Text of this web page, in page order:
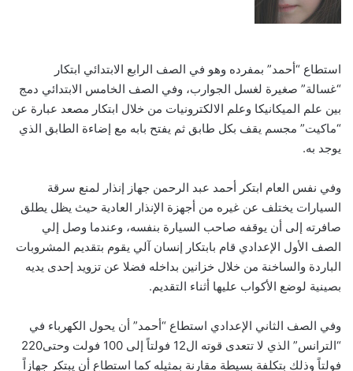
استطاع “أحمد” بمفرده وهو في الصف الرابع الابتدائي ابتكار
“غسالة” صغيرة لغسل الجوارب، وفي الصف الخامس الابتدائي دمج
بين علم الميكانيكا وعلم الالكترونيات من خلال ابتكار مصعد عبارة عن
“ماكيت” مجسم يقف بكل طابق ثم يفتح بابه مع إضاءة الطابق الذي
يوجد به.
وفي نفس العام ابتكر أحمد عبد الرحمن جهاز إنذار لمنع سرقة
السيارات يختلف عن غيره من أجهزة الإنذار العادية حيث يظل يطلق
صافرته إلى أن يوقفه صاحب السيارة بنفسه، وعندما وصل إلي
الصف الأول الإعدادي قام بابتكار إنسان آلي يقوم بتقديم المشروبات
الباردة والساخنة من خلال خزانين بداخله فضلا عن تزويد إحدى يديه
بصينية لوضع الأكواب عليها أثناء التقديم.
وفي الصف الثاني الإعدادي استطاع “أحمد” أن يحول الكهرباء في
“الترانس” الذي لا تتعدى قوته ال12 فولتاً إلى 100 فولت وحتى220
فولتاً وذلك بتكلفة بسيطة مقارنة بمثيله كما استطاع أن يبتكر جهازاً